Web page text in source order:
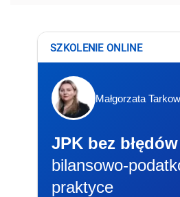
SZKOLENIE ONLINE
Małgorzata
JPK bez błędów
bilansowo-
praktyce